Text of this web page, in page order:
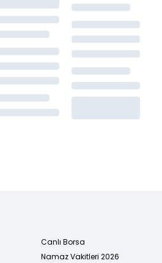
Canlı Borsa
Namaz Vakitleri 2026